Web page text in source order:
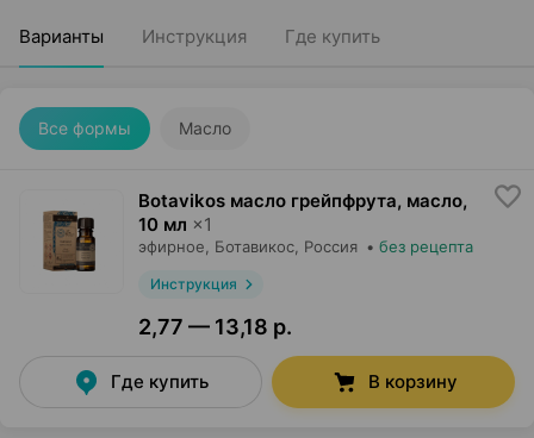
Варианты Инструкция Где купить
Все формы Масло
Botavikos масло грейпфрута, масло,
10 мл ×1
эфирное, Ботавикос , Россия • без рецепта
Инструкция
2,77 — 13,18 р.
Где купить В корзину